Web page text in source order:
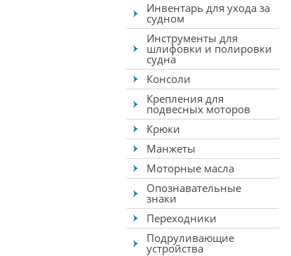
Инвентарь для ухода за
судном
Инструменты для
шлифовки и полировки
судна
Консоли
Крепления для
подвесных моторов
Крюки
Манжеты
Моторные масла
Опознавательные
знаки
Переходники
Подруливающие
устройства